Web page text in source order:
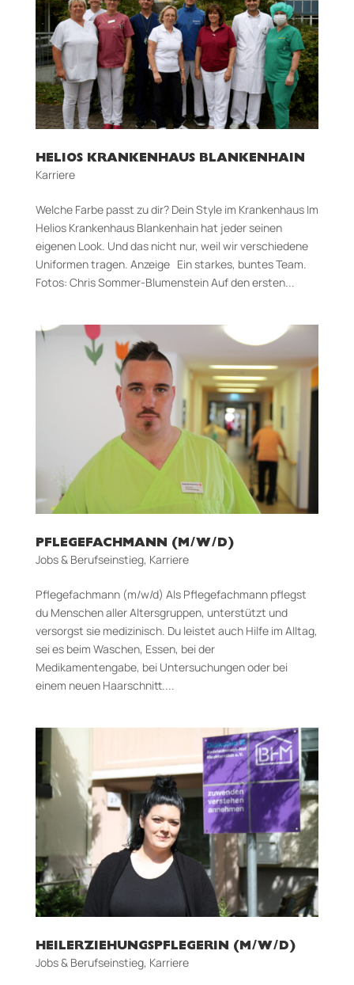
HELIOS KRANKENHAUS BLANKENHAIN
Karriere
Welche Farbe passt zu dir? Dein Style im Krankenhaus Im
Helios Krankenhaus Blankenhain hat jeder seinen
eigenen Look. Und das nicht nur, weil wir verschiedene
Uniformen tragen. Anzeige Ein starkes, buntes Team.
Fotos: Chris Sommer-Blumenstein Auf den ersten...
PFLEGEFACHMANN (M/W/D)
Jobs & Berufseinstieg, Karriere
Pflegefachmann (m/w/d) Als Pflegefachmann pflegst
du Menschen aller Altersgruppen, unterstützt und
versorgst sie medizinisch. Du leistet auch Hilfe im Alltag,
sei es beim Waschen, Essen, bei der
Medikamentengabe, bei Untersuchungen oder bei
einem neuen Haarschnitt....
HEILERZIEHUNGSPFLEGERIN (M/W/D)
Jobs & Berufseinstieg, Karriere